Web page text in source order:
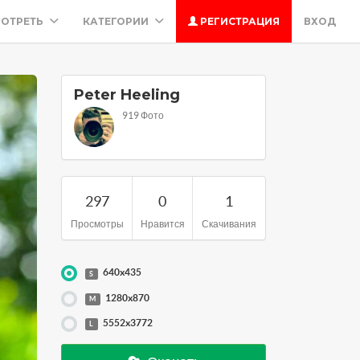
КАТЕГОРИИ РЕГИСТРАЦИЯ ВХОД
Peter Heeling
919 Фото
297
Просмотры
0
Нравится
1
Скачивания
S 640x435
M 1280x870
L 5552x3772